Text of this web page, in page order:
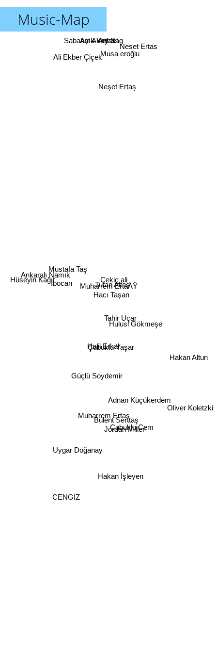
Music-Map
Muharrem ErtaÅŸ
Çekiç ali
Hacı Taşan
Tufan Altaş
Tahir Uçar
Halil Erkal
Güçlü Soydemir
Çubuklu Yaşar
Hulusi Gökmeşe
Mustafa Taş
Bülent Serttaş
İbocan
Muharrem Ertaş
Jordan Miller
Çubuklu Cem
Adnan Küçükerdem
Neşet Ertaş
Hakan İşleyen
Ankaralı Namık
Uygar Doğanay
Musa eroğlu
Neset Ertas
Aşık Veysel
Hüseyin Kağıt
Ali Ekber Çiçek
Oliver Koletzki
Hakan Altun
Arif Sag
Sabahat Akkiraz